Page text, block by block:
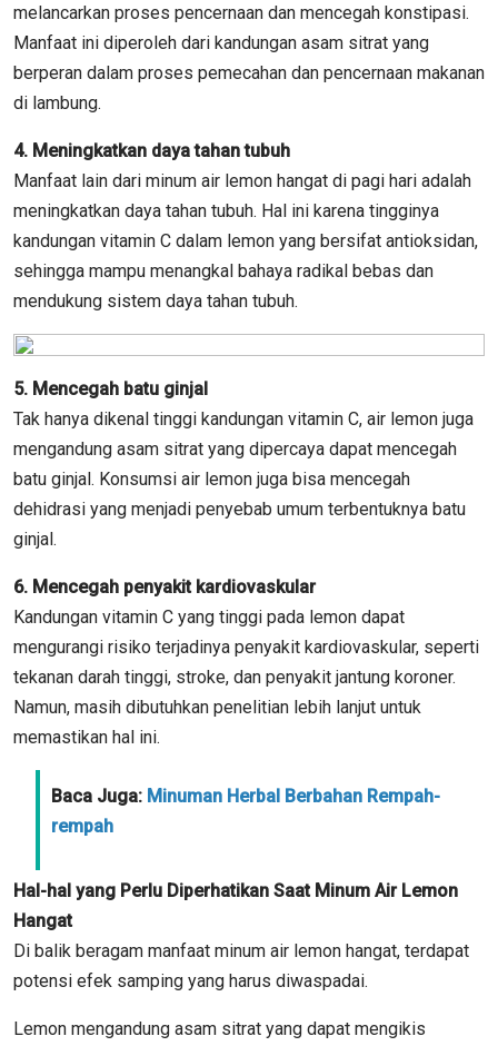
melancarkan proses pencernaan dan mencegah konstipasi.
Manfaat ini diperoleh dari kandungan asam sitrat yang
berperan dalam proses pemecahan dan pencernaan makanan
di lambung.
4. Meningkatkan daya tahan tubuh
Manfaat lain dari minum air lemon hangat di pagi hari adalah
meningkatkan daya tahan tubuh. Hal ini karena tingginya
kandungan vitamin C dalam lemon yang bersifat antioksidan,
sehingga mampu menangkal bahaya radikal bebas dan
mendukung sistem daya tahan tubuh.
5. Mencegah batu ginjal
Tak hanya dikenal tinggi kandungan vitamin C, air lemon juga
mengandung asam sitrat yang dipercaya dapat mencegah
batu ginjal. Konsumsi air lemon juga bisa mencegah
dehidrasi yang menjadi penyebab umum terbentuknya batu
ginjal.
6. Mencegah penyakit kardiovaskular
Kandungan vitamin C yang tinggi pada lemon dapat
mengurangi risiko terjadinya penyakit kardiovaskular, seperti
tekanan darah tinggi, stroke, dan penyakit jantung koroner.
Namun, masih dibutuhkan penelitian lebih lanjut untuk
memastikan hal ini.
Baca Juga: Minuman Herbal Berbahan Rempah-
rempah
Hal-hal yang Perlu Diperhatikan Saat Minum Air Lemon
Hangat
Di balik beragam manfaat minum air lemon hangat, terdapat
potensi efek samping yang harus diwaspadai.
Lemon mengandung asam sitrat yang dapat mengikis